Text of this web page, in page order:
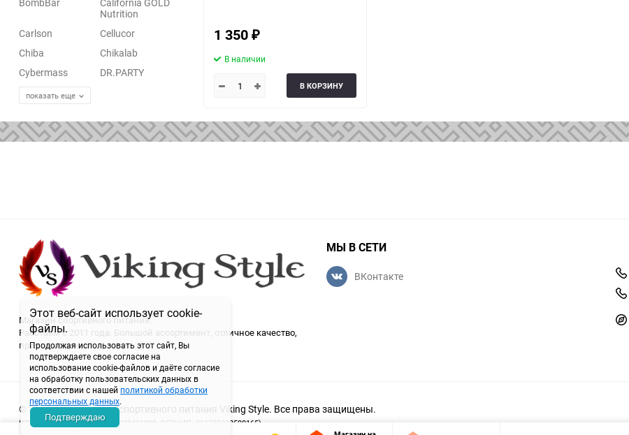
Этот веб-сайт использует cookie-
файлы.
Продолжая использовать этот сайт, Вы
подтверждаете свое согласие на
использование cookie-файлов и даёте согласие
на обработку пользовательских данных в
соответствии с нашей политикой обработки
персональных данных.
Подтверждаю
Nutrition
Carlson
Cellucor
Chiba
Chikalab
Cybermass
DR.PARTY
показать еще
1 350 ₽
В наличии
В КОРЗИНУ
Магазин спортивного питания.
Работаем с 2011 года. Большой ассортимент, отличное качество,
приятные цены.
МЫ В СЕТИ
ВКонтакте
© 2011-2026 магазин спортивного питания Viking Style. Все права защищены.
ИП Семитко Н.П. (ИНН: 720320416000, ОГРНИП: 313723202500165)